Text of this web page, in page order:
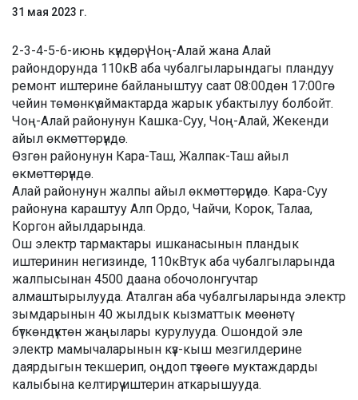
31 мая 2023 г.
2-3-4-5-6-июнь күндөрү Чоң-Алай жана Алай
райондорунда 110кВ аба чубалгыларындагы пландуу
ремонт иштерине байланыштуу саат 08:00дөн 17:00гө
чейин төмөнкү аймактарда жарык убактылуу болбойт.
Чоң-Алай районунун Кашка-Суу, Чоң-Алай, Жекенди
айыл өкмөттөрүндө.
Өзгөн районунун Кара-Таш, Жалпак-Таш айыл
өкмөттөрүндө.
Алай районунун жалпы айыл өкмөттөрүндө. Кара-Суу
районуна караштуу Алп Ордо, Чайчи, Корок, Талаа,
Коргон айылдарында.
Ош электр тармактары ишканасынын пландык
иштеринин негизинде, 110кВтук аба чубалгыларында
жалпысынан 4500 даана обочолонгучтар
алмаштырылууда. Аталган аба чубалгыларында электр
зымдарынын 40 жылдык кызматтык мөөнөтү
бүткөндүктөн жаңылары курулууда. Ошондой эле
электр мамычаларынын күз-кыш мезгилдерине
даярдыгын текшерип, оңдоп түзөөгө муктаждарды
калыбына келтирүү иштерин аткарышууда.